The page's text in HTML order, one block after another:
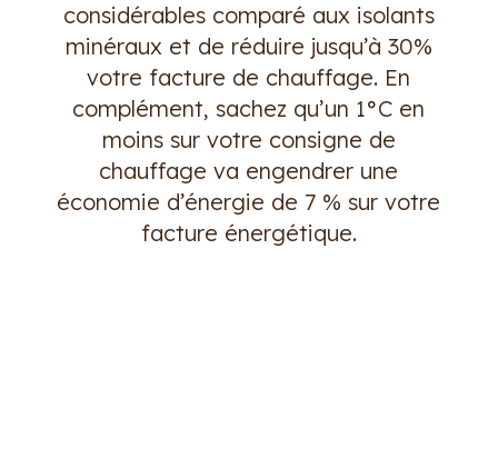
considérables comparé aux isolants
minéraux et de réduire jusqu’à 30%
votre facture de chauffage. En
complément, sachez qu’un 1°C en
moins sur votre consigne de
chauffage va engendrer une
économie d’énergie de 7 % sur votre
facture énergétique.